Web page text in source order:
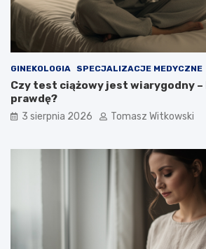
GINEKOLOGIA SPECJALIZACJE MEDYCZNE
Czy test ciążowy jest wiarygodny
prawdę?
3 sierpnia 2026 Tomasz Witkowski